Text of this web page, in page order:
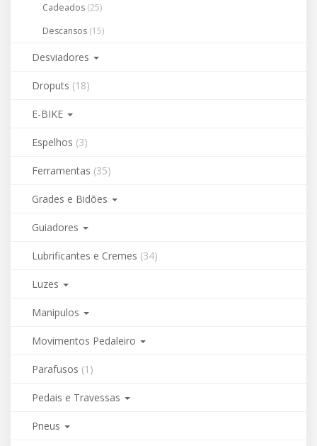
Cadeados (25)
Descansos (15)
Desviadores
Droputs (18)
E-BIKE
Espelhos (3)
Ferramentas (35)
Grades e Bidões
Guiadores
Lubrificantes e Cremes (34)
Luzes
Manipulos
Movimentos Pedaleiro
Parafusos (1)
Pedais e Travessas
Pneus